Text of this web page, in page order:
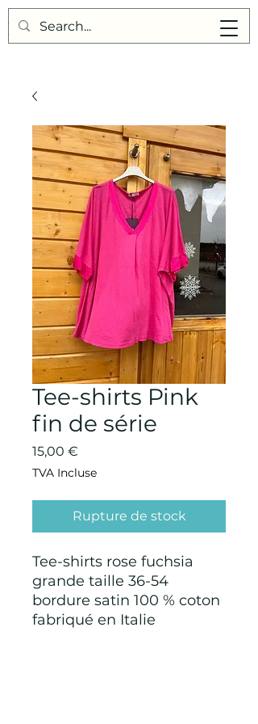
Points de Suture
Tee-shirts Pink
fin de série
15,00 €
TVA Incluse
Rupture de stock
Tee-shirts rose fuchsia
grande taille 36-54
bordure satin 100 % coton
fabriqué en Italie